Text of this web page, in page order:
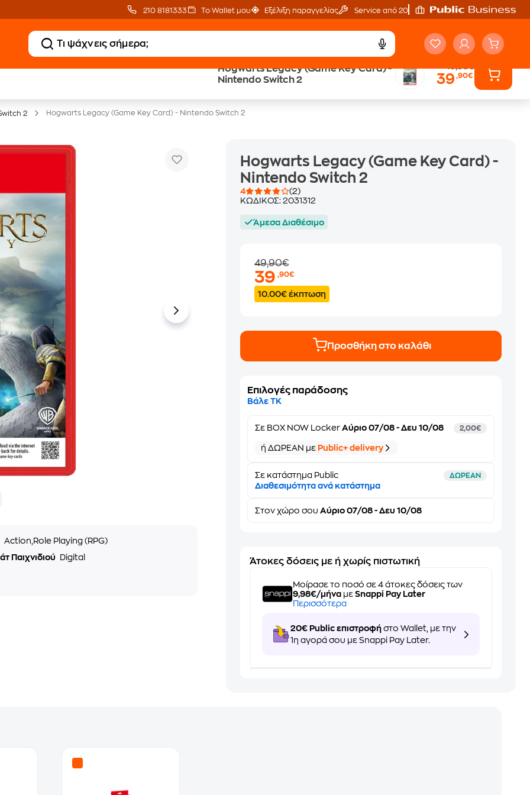
210 8181333 Το Wallet μου Εξέλιξη παραγγελίας Service από 20'
Hogwarts Legacy (Game Key Card) -
Nintendo Switch 2
39,90€
Δωρεάν BoxNow
2 Hogwarts Legacy (Game Key Card) - Nintendo Switch 2
Action,Role Playing (RPG)
Παιχνιδιού
Digital
Hogwarts Legacy (Game Key Card) -
Nintendo Switch 2
4
(2)
ΚΩΔΙΚΟΣ:2031312
Άμεσα Διαθέσιμο
49,90€
39,90€
10.00€ έκπτωση
Προσθήκη στο καλάθι
Επιλογές παράδοσης
Βάλε ΤΚ
Σε BOX NOW Locker Αύριο 07/08 - Δευ 10/08 2,00€
ή ΔΩΡΕΑΝ με Public+ delivery
Σε κατάστημα Public ΔΩΡΕΑΝ
Διαθεσιμότητα ανά κατάστημα
Στονχώρο σου Αύριο 07/08 - Δευ 10/08
Άτοκες δόσεις με ή χωρίς πιστωτική
Μοίρασε το ποσό σε 4 άτοκες δόσεις των
9,98€/μήνα μεSnappi Pay Later
Περισσότερα
20€ Public επιστροφή στο Wallet, με την
1η αγορά σου με Snappi Pay Later.